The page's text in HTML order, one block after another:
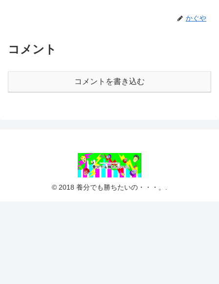
かぐや
コメント
コメントを書き込む
© 2018 養分でも勝ちたいの・・・。.